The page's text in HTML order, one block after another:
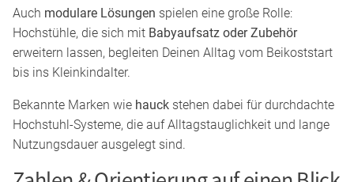
Bei Hochstühlen setzen viele Familien heute auf
mitwachsende Konzepte, die sich über mehrere Jahre
anpassen lassen. BesondersTreppenhochstühle